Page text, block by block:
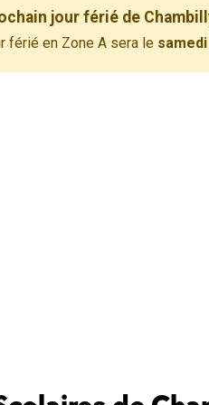
jour férié de
férié en Zone A sera le